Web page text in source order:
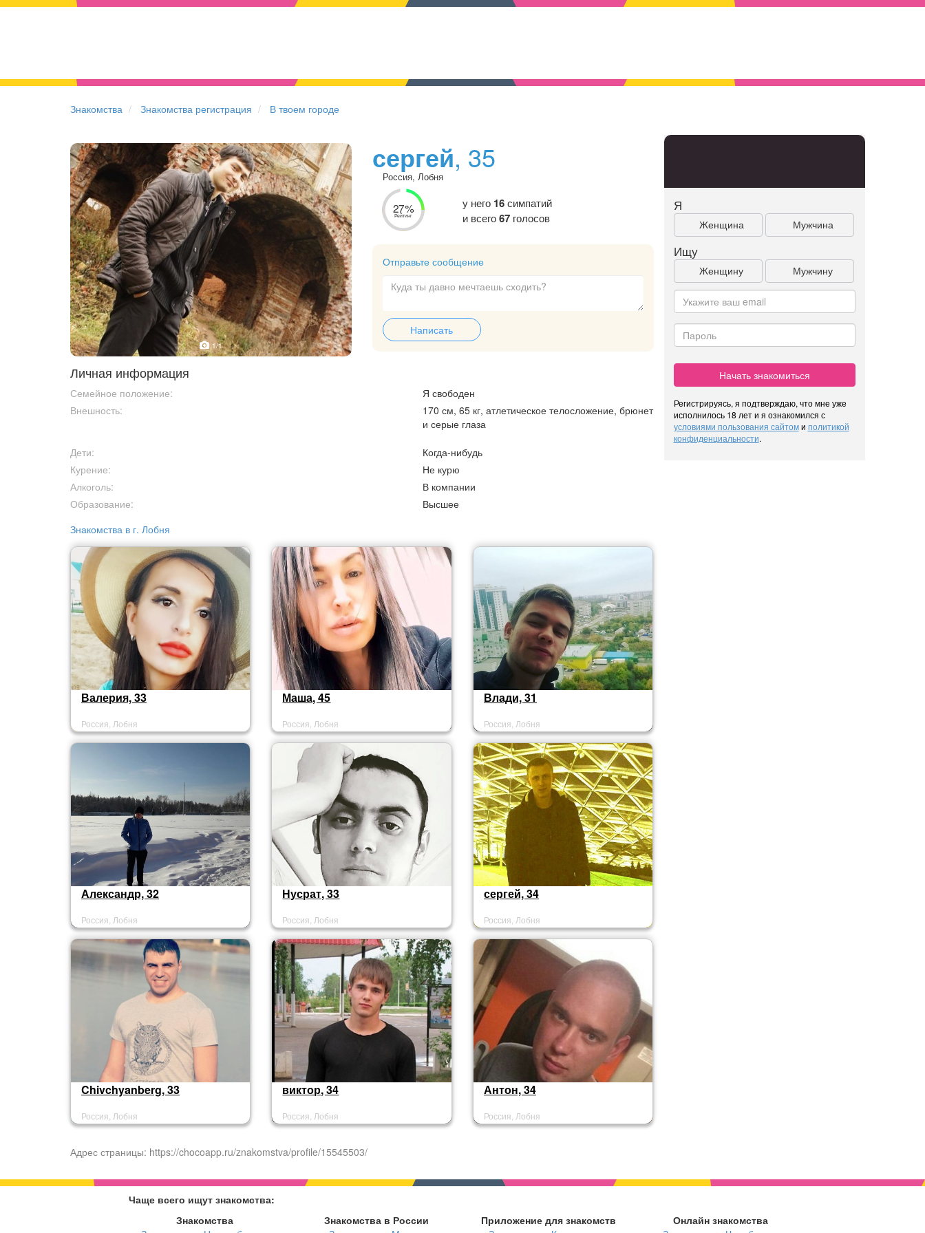
Знакомства Знакомства регистрация В твоем городе
1/1
сергей, 35
Россия, Лобня
27%
Рейтинг
у него 16симпатий
и всего67голосов
Отправьте сообщение
Написать
Личная информация
Семейное положение:
Я свободен
Внешность:
170 см, 65 кг, атлетическое телосложение, брюнет
и серые глаза
Дети:
Когда-нибудь
Курение:
Не курю
Алкоголь:
В компании
Образование:
Высшее
Знакомства в г. Лобня
Валерия, 33
Россия, Лобня
Маша, 45
Россия, Лобня
Влади, 31
Россия, Лобня
Александр, 32
Россия, Лобня
Нусрат, 33
Россия, Лобня
сергей, 34
Россия, Лобня
Chivchyanberg, 33
Россия, Лобня
виктор, 34
Россия, Лобня
Антон, 34
Россия, Лобня
Адрес страницы: https://chocoapp.ru/znakomstva/profile/15545503/
Я
Женщина Мужчина
Ищу
Женщину Мужчину
Начать знакомиться
Регистрируясь, я подтверждаю, что мне уже
исполнилось 18 лет и я ознакомился с
условиями пользования сайтоми политикой
конфиденциальности.
Чаще всего ищут знакомства:
Знакомства
Знакомства в России
Приложение для знакомств
Онлайн знакомства